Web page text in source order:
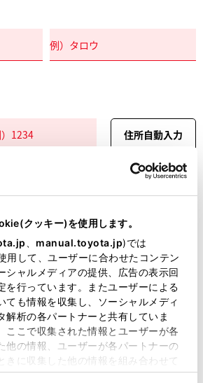
クッキー)を使用します。
manual.toyota.jp)では
用して、ユーザーに合わせたコンテン
シャルメディアの提供、広告の表示回
を行っています。またユーザーによる
ても情報を収集し、ソーシャルメディ
解析の各パートナーと共有していま
ここで収集された情報とユーザーが各
他の情報、ユーザーが各パートナーの
きに収集した他の情報を組み合わせて
す。当ウェブサイトの使用を続行する
住所自動入力